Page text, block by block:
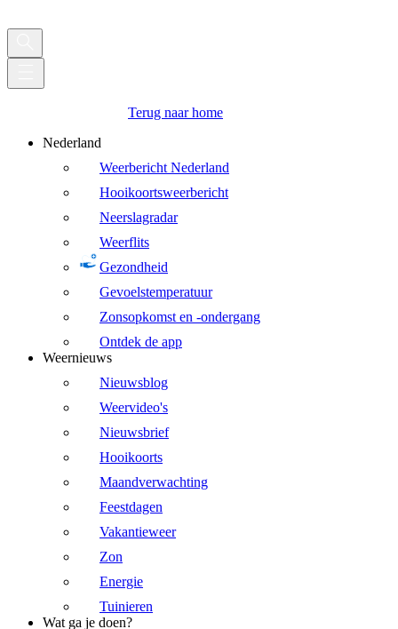
Terug naar home
Nederland
Weerbericht Nederland
Hooikoortsweerbericht
Neerslagradar
Weerflits
Gezondheid
Gevoelstemperatuur
Zonsopkomst en -ondergang
Ontdek de app
Weernieuws
Nieuwsblog
Weervideo's
Nieuwsbrief
Hooikoorts
Maandverwachting
Feestdagen
Vakantieweer
Zon
Energie
Tuinieren
Wat ga je doen?